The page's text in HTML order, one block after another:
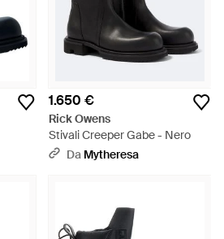
1.650 €
Rick Owens
Stivali Creeper Gabe - Nero
Da Mytheresa